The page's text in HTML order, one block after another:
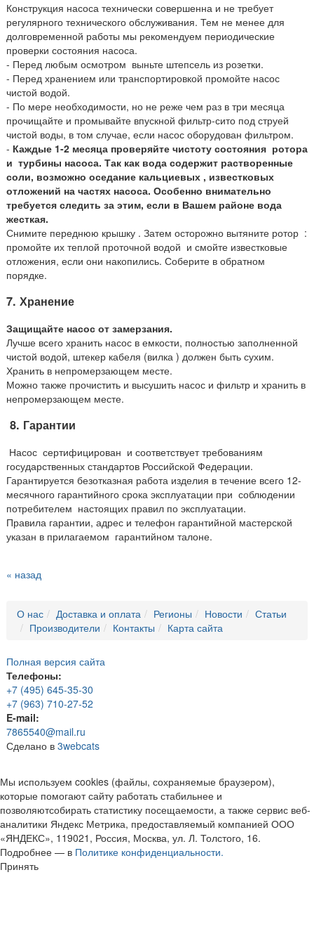
Конструкция насоса технически совершенна и не требует
регулярного технического обслуживания. Тем не менее для
долговременной работы мы рекомендуем периодические
проверки состояния насоса.
- Перед любым осмотром выньте штепсель из розетки.
- Перед хранением или транспортировкой промойте насос
чистой водой.
- По мере необходимости, но не реже чем раз в три месяца
прочищайте и промывайте впускной фильтр-сито под струей
чистой воды, в том случае, если насос оборудован фильтром.
- Каждые 1-2 месяца проверяйте чистоту состояния ротора
и турбины насоса. Так как вода содержит растворенные
соли, возможно оседание кальциевых , известковых
отложений на частях насоса. Особенно внимательно
требуется следить за этим, если в Вашем районе вода
жесткая.
Снимите переднюю крышку . Затем осторожно вытяните ротор :
промойте их теплой проточной водой и смойте известковые
отложения, если они накопились. Соберите в обратном
порядке.
7. Хранение
Защищайте насос от замерзания.
Лучше всего хранить насос в емкости, полностью заполненной
чистой водой, штекер кабеля (вилка ) должен быть сухим.
Хранить в непромерзающем месте.
Можно также прочистить и высушить насос и фильтр и хранить в
непромерзающем месте.
8. Гарантии
Насос сертифицирован и соответствует требованиям
государственных стандартов Российской Федерации.
Гарантируется безотказная работа изделия в течение всего 12-
месячного гарантийного срока эксплуатации при соблюдении
потребителем настоящих правил по эксплуатации.
Правила гарантии, адрес и телефон гарантийной мастерской
указан в прилагаемом гарантийном талоне.
« назад
О нас Доставка и оплата Регионы Новости
Статьи
Производители
Контакты Карта сайта
Полная версия сайта
Телефоны:
+7 (495) 645-35-30
+7 (963) 710-27-52
E-mail:
7865540@mail.ru
Сделано в 3webcats
Мы используем cookies (файлы, сохраняемые браузером),
которые помогают сайту работать стабильнее и
позволяютсобирать статистику посещаемости, а также сервис веб-
аналитики Яндекс Метрика, предоставляемый компанией ООО
«ЯНДЕКС», 119021, Россия, Москва, ул. Л. Толстого, 16.
Подробнее — в Политике конфиденциальности.
Принять